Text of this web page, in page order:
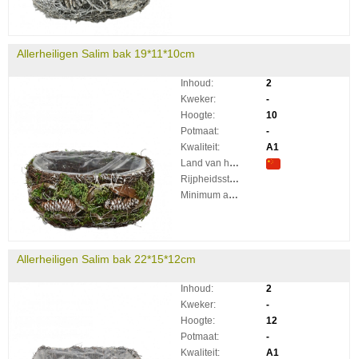
Allerheiligen Salim bak 19*11*10cm
Inhoud:
2
Kweker:
-
Hoogte:
10
Potmaat:
-
Kwaliteit:
A1
Land van herkomst:
Rijpheidsstadium:
Minimum aantal takken per plant:
Allerheiligen Salim bak 22*15*12cm
Inhoud:
2
Kweker:
-
Hoogte:
12
Potmaat:
-
Kwaliteit:
A1